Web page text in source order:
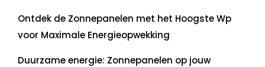
Ontdek de Zonnepanelen met het Hoogste Wp
voor Maximale Energieopwekking
Duurzame energie: Zonnepanelen op jouw